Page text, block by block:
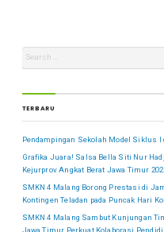
TERBARU
Pendampingan Sekolah Model Siklus I
Grafika Juara! Salsa Bella Siti Nur
Kejurprov Angkat Berat Jawa Timur
SMKN 4 Malang Borong Prestasi di
Kontingen Teladan pada Puncak Hari
SMKN 4 Malang Sambut Kunjungan
Jawa Timur Perkuat Kolaborasi